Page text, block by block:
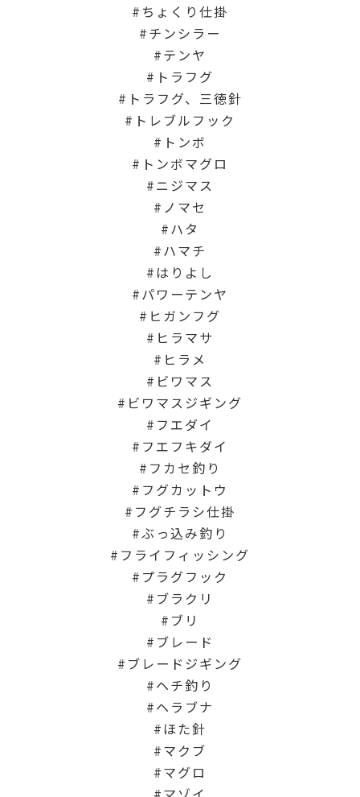
ちょくり仕掛
チンシラー
テンヤ
トラフグ
トラフグ、三徳針
トレブルフック
トンボ
トンボマグロ
ニジマス
ノマセ
ハタ
ハマチ
はりよし
パワーテンヤ
ヒガンフグ
ヒラマサ
ヒラメ
ビワマス
ビワマスジギング
フエダイ
フエフキダイ
フカセ釣り
フグカットウ
フグチラシ仕掛
ぶっ込み釣り
フライフィッシング
プラグフック
ブラクリ
ブリ
ブレード
ブレードジギング
ヘチ釣り
ヘラブナ
ほた針
マクブ
マグロ